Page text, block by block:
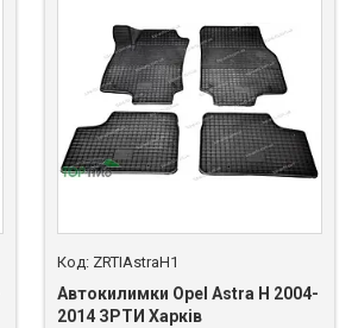
ZRTIAstraH1
Автокилимки Opel Astra H 2004-
2014 ЗРТИ Харків